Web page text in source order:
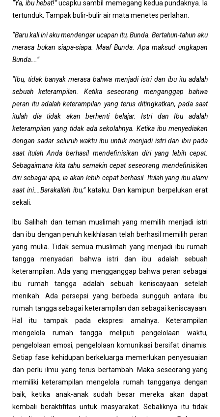
“Ya, ibu hebat!”ucapku sambil memegang kedua pundaknya. Ia
tertunduk. Tampak bulir-bulir air mata menetes perlahan.
“Baru kali ini aku mendengar ucapan itu, Bunda. Bertahun-tahun aku
merasa bukan siapa-siapa. Maaf Bunda. Apa maksud ungkapan
Bunda….”
“Ibu, tidak banyak merasa bahwa menjadi istri dan ibu itu adalah
sebuah keterampilan. Ketika seseorang menganggap bahwa
peran itu adalah keterampilan yang terus ditingkatkan, pada saat
itulah dia tidak akan berhenti belajar. Istri dan Ibu adalah
keterampilan yang tidak ada sekolahnya. Ketika ibu menyediakan
dengan sadar seluruh waktu ibu untuk menjadi istri dan ibu pada
saat itulah Anda berhasil mendefinisikan diri yang lebih cepat.
Sebagaimana kita tahu semakin cepat seseorang mendefinisikan
diri sebagai apa, ia akan lebih cepat berhasil. Itulah yang ibu alami
saat ini….Barakallah ibu,”kataku. Dan kamipun berpelukan erat
sekali.
Ibu Salihah dan teman muslimah yang memilih menjadi istri
dan ibu dengan penuh keikhlasan telah berhasil memilih peran
yang mulia. Tidak semua muslimah yang menjadi ibu rumah
tangga menyadari bahwa istri dan ibu adalah sebuah
keterampilan. Ada yang mengganggap bahwa peran sebagai
ibu rumah tangga adalah sebuah keniscayaan setelah
menikah. Ada persepsi yang berbeda sungguh antara ibu
rumah tangga sebagai keterampilan dan sebagai keniscayaan.
Hal itu tampak pada ekspresi amalnya. Keterampilan
mengelola rumah tangga meliputi pengelolaan waktu,
pengelolaan emosi, pengelolaan komunikasi bersifat dinamis.
Setiap fase kehidupan berkeluarga memerlukan penyesuaian
dan perlu ilmu yang terus bertambah. Maka seseorang yang
memiliki keterampilan mengelola rumah tangganya dengan
baik, ketika anak-anak sudah besar mereka akan dapat
kembali beraktifitas untuk masyarakat. Sebaliknya itu tidak